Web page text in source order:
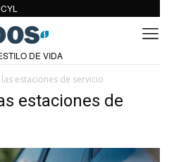
CYL
DE VIDA
estaciones de servicio
estaciones de